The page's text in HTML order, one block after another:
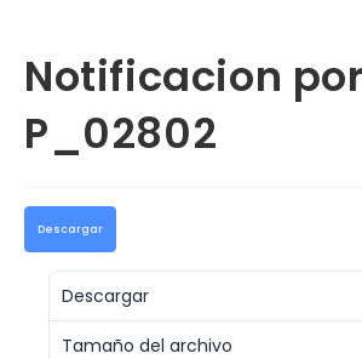
Notificacion
P_02802
Descargar
Descargar
Tamaño del archivo